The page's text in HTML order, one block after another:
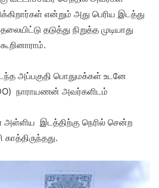
என்றும் அது பெரிய இடத்து
தடுத்து நிறுத்த முடியாது
அப்பகுதி பொதுமக்கள் உடனே
நாராயணன் அவர்களிடம்
இடத்திற்கு நெரில் சென்ற